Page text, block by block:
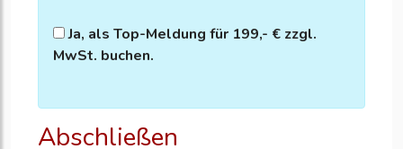
Ja, als Top-Meldung für 199,- € zzgl.
MwSt. buchen.
Abschließen